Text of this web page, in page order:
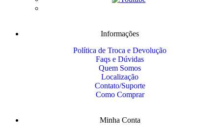
Informações
Política de Troca e Devolução
Faqs e Dúvidas
Quem Somos
Localização
Contato/Suporte
Como Comprar
Minha Conta